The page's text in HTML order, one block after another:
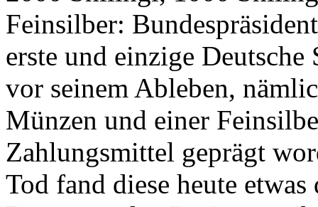
Feinsilber:
erste und einzige Deutsche
vor seinem Ableben,
Münzen und einer
Zahlungsmittel geprägt
Tod fand diese heute